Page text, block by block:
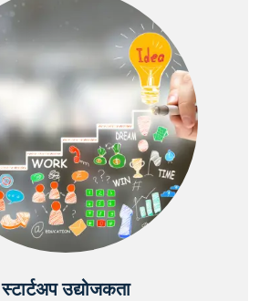
स्टार्टअप उद्योजकता